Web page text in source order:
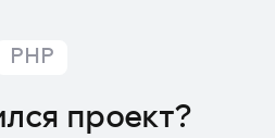
проект?
PHP